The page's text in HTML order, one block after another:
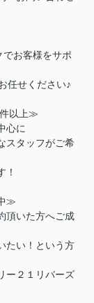
お客様をサポ
任せください♪
以上≫
心に
スタッフがご希
！
≫
頂いた方へご成
たい！という方
ー２１リバーズ